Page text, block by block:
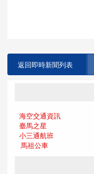
返回即時新聞列表
海空交通資訊
臺馬之星
小三通航班
馬祖公車